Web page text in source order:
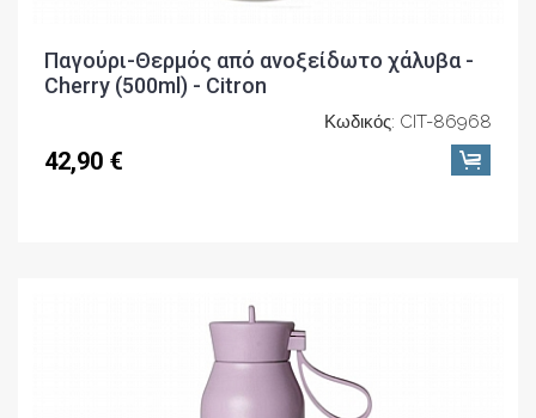
Παγούρι-Θερμός από ανοξείδωτο χάλυβα -
Cherry (500ml) - Citron
Κωδικός: CIT-86968
42,90 €